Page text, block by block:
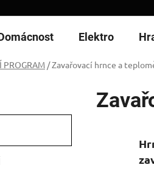
Elektro
PROGRAM /Zavařovací hrnce a